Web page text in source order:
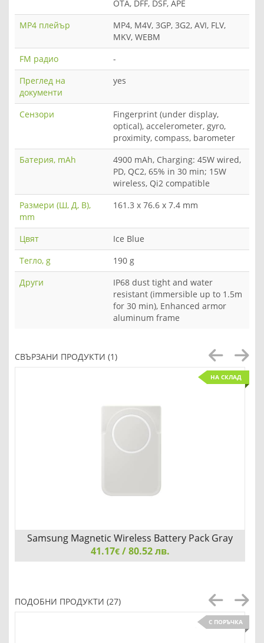
OTA, DFF, DSF, APE
MP4 плейър
MP4, M4V, 3GP, 3G2, AVI, FLV,
MKV, WEBM
FM радио
-
Преглед на
документи
yes
Сензори
Fingerprint (under display,
optical), accelerometer, gyro,
proximity, compass, barometer
Батерия, mAh
4900 mAh, Charging: 45W wired,
PD, QC2, 65% in 30 min; 15W
wireless, Qi2 compatible
Размери (Ш, Д, В),
mm
161.3 x 76.6 x 7.4 mm
Цвят
Ice Blue
Тегло, g
190 g
Други
IP68 dust tight and water
resistant (immersible up to 1.5m
for 30 min), Enhanced armor
aluminum frame
СВЪРЗАНИ ПРОДУКТИ (1)
НА СКЛАД
Samsung Magnetic Wireless Battery Pack Gray
41.17€/ 80.52 лв.
ПОДОБНИ ПРОДУКТИ (27)
С ПОРЪЧКА